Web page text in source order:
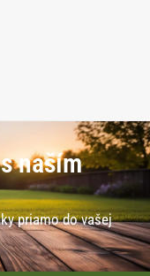
naším
priamo do vašej